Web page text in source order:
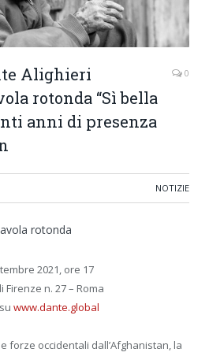
Alighieri
rotonda “Sì bella
anni di presenza
0
NOTIZIE
rotonda
2021, ore 17
Firenze n. 27 – Roma
www.dante.global
forze occidentali dall’Afghanistan, la